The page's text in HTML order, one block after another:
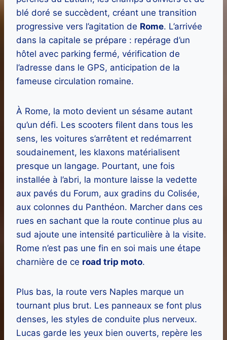
blé doré se succèdent, créant une transition
progressive vers l’agitation de Rome. L’arrivée
dans la capitale se prépare : repérage d’un
hôtel avec parking fermé, vérification de
l’adresse dans le GPS, anticipation de la
fameuse circulation romaine.
À Rome, la moto devient un sésame autant
qu’un défi. Les scooters filent dans tous les
sens, les voitures s’arrêtent et redémarrent
soudainement, les klaxons matérialisent
presque un langage. Pourtant, une fois
installée à l’abri, la monture laisse la vedette
aux pavés du Forum, aux gradins du Colisée,
aux colonnes du Panthéon. Marcher dans ces
rues en sachant que la route continue plus au
sud ajoute une intensité particulière à la visite.
Rome n’est pas une fin en soi mais une étape
charnière de ce road trip moto.
Plus bas, la route vers Naples marque un
tournant plus brut. Les panneaux se font plus
denses, les styles de conduite plus nerveux.
Lucas garde les yeux bien ouverts, repère les